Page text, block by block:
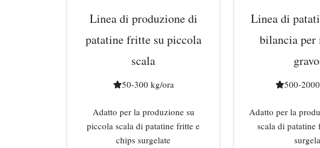
Linea di produzione di
patatine fritte su piccola
scala
50-300 kg/ora
Adatto per la produzione su
piccola scala di patatine fritte e
chips surgelate
Linea di
bilancia
500-
Adatto per la
scala di patatine